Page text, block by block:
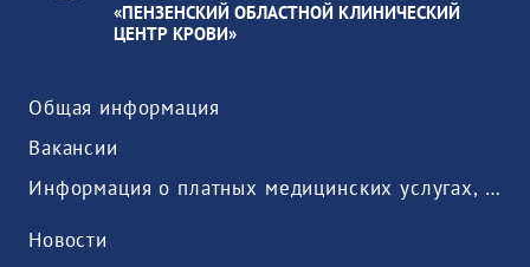
«ПЕНЗЕНСКИЙ ОБЛАСТНОЙ КЛИНИЧЕСКИЙ
ЦЕНТР КРОВИ»
Общая информация
Вакансии
Информация о платных медицинских услугах, предоставляемых медицинской организацией
Новости